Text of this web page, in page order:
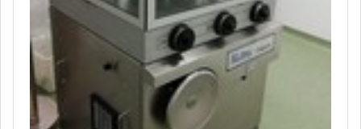
esta razão que a JLtech Automação é inovadora quando
se fala do segmento de manutenção de máquinas de
sopro. A empresa busca tudo que há de mais atual para
garantir a qualidade final para cada cliente. O time tem
trabalhadores de alta qualidade que estão esperando
seu contato para tirar todas as suas dúvidas e melhor